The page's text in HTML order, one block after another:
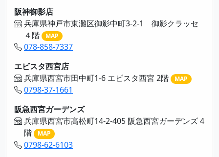
阪神御影店
兵庫県神戸市東灘区御影中町3-2-1 御影クラッセ
４階
MAP
078-858-7337
エビスタ西宮店
兵庫県西宮市田中町1-6 エビスタ西宮 2階
MAP
0798-37-1661
阪急西宮ガーデンズ
兵庫県西宮市高松町14-2-405 阪急西宮ガーデンズ 4
階
MAP
0798-62-6103